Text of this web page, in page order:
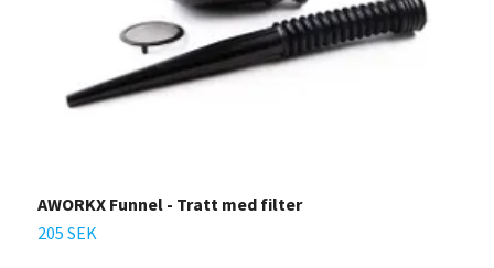
AWORKX Funnel - Tratt med filter
205 SEK